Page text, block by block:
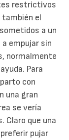
restrictivos
también el
a un
empujar sin
normalmente
Para
con
una gran
se vería
Claro que una
pujar